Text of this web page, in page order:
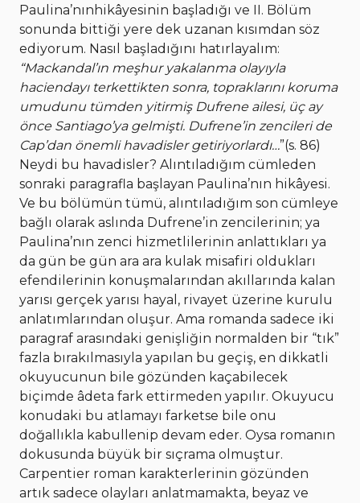
Paulina’nınhikâyesinin başladığı ve II. Bölüm
sonunda bittiği yere dek uzanan kısımdan söz
ediyorum. Nasıl başladığını hatırlayalım:
“Mackandal’ın meşhur yakalanma olayıyla
haciendayı terkettikten sonra, topraklarını koruma
umudunu tümden yitirmiş Dufrene ailesi, üç ay
önce Santiago’ya gelmişti. Dufrene’in zencileri de
Cap’dan önemli havadisler getiriyorlardı…”(s. 86)
Neydi bu havadisler? Alıntıladığım cümleden
sonraki paragrafla başlayan Paulina’nın hikâyesi.
Ve bu bölümün tümü, alıntıladığım son cümleye
bağlı olarak aslında Dufrene’in zencilerinin; ya
Paulina’nın zenci hizmetlilerinin anlattıkları ya
da gün be gün ara ara kulak misafiri oldukları
efendilerinin konuşmalarından akıllarında kalan
yarısı gerçek yarısı hayal, rivayet üzerine kurulu
anlatımlarından oluşur. Ama romanda sadece iki
paragraf arasındaki genişliğin normalden bir “tık”
fazla bırakılmasıyla yapılan bu geçiş, en dikkatli
okuyucunun bile gözünden kaçabilecek
biçimde âdeta fark ettirmeden yapılır. Okuyucu
konudaki bu atlamayı farketse bile onu
doğallıkla kabullenip devam eder. Oysa romanın
dokusunda büyük bir sıçrama olmuştur.
Carpentier roman karakterlerinin gözünden
artık sadece olayları anlatmamakta, beyaz ve